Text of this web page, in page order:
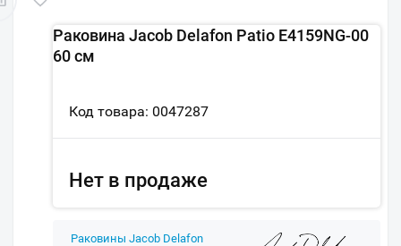
Раковина Jacob Delafon Patio E4159NG-00
60 см
Код товара: 0047287
Нет в продаже
Раковины Jacob Delafon